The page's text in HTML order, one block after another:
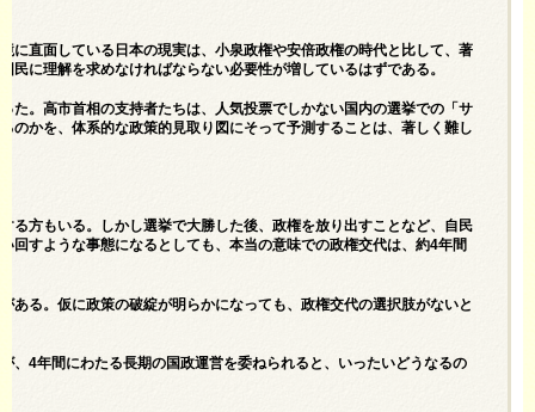
に直面している日本の現実は、小泉政権や安倍政権の時代と比して、著
に理解を求めなければならない必要性が増しているはずである。
た。高市首相の支持者たちは、人気投票でしかない国内の選挙での「サ
のかを、体系的な政策的見取り図にそって予測することは、著しく難し
る方もいる。しかし選挙で大勝した後、政権を放り出すことなど、自民
回すような事態になるとしても、本当の意味での政権交代は、約4年間
ある。仮に政策の破綻が明らかになっても、政権交代の選択肢がないと
、4年間にわたる長期の国政運営を委ねられると、いったいどうなるの